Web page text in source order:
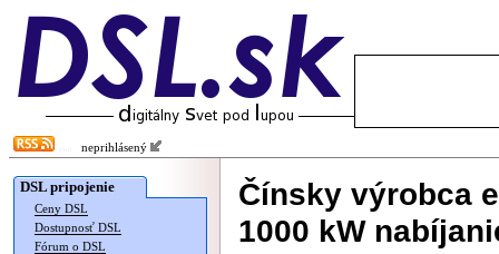
neprihlásený
DSL pripojenie
Ceny DSL
Dostupnosť DSL
Fórum o DSL
Čínsky výrobca
1000 kW